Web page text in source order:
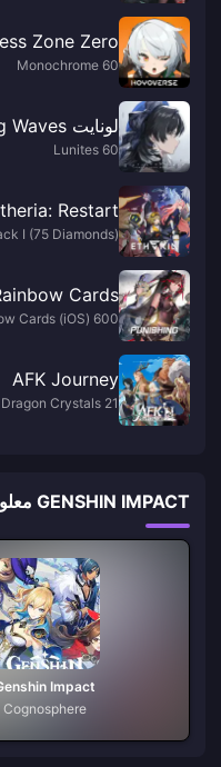
Zone Zero
60 Monochrome
لونايت Wuthering Waves
60 Lunites
Restart
I (75 Diamonds)
Cards
600 Rainbow Cards (iOS)
AFK Journey
21 Dragon Crystals
GENSHIN IMPACT معلومات ذات صلة
Impact
Cognosphere